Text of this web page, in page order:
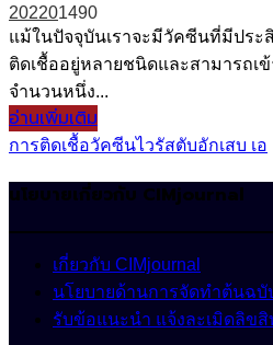
202201490
แม้ในปัจจุบันเราจะมีวัคซีนที่มีปร
ติดเชื้ออยู่หลายชนิดและสามารถเ
จำนวนหนึ่ง...
อ่านเพิ่มเติม
การติดเชื้อวัคซีนไวรัสตับอักเสบ เอ
นโยบายเกี่ยวกับ CIMjournal
เกี่ยวกับ CIMjournal
นโยบายด้านการจัดทำต้นฉ
รับข้อแนะนำ แจ้งละเมิดลิขสิ